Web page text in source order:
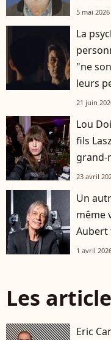
5 mai 2026
La
"ne
leurs
plupart
21 juin
Lou
fils
grand-
23 avril
Un
même
Aubert
1 avril
Les
Eric